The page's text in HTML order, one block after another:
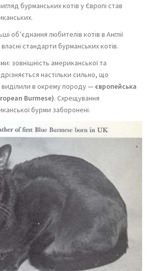
бурманських котів у Європі став
об’єднання любителів котів в Англії
стандарти бурманських котів.
зовнішність американської та
настільки сильно, що
виділили в окрему породу — європейська
Burmese). Схрещування
бурми заборонені.